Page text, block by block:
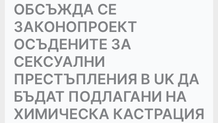
ОБСЪЖДА СЕ
ЗАКОНОПРОЕКТ
ОСЪДЕНИТЕ ЗА
СЕКСУАЛНИ
ПРЕСТЪПЛЕНИЯ В UK ДА
БЪДАТ ПОДЛАГАНИ НА
ХИМИЧЕСКА КАСТРАЦИЯ